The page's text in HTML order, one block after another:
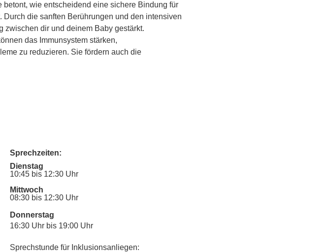
betont, wie entscheidend eine sichere Bindung für
die sanften Berührungen und den intensiven
zwischen dir und deinem Baby gestärkt.
das Immunsystem stärken,
zu reduzieren. Sie fördern auch die
Sprechzeiten:
Dienstag
10:45 bis 12:30 Uhr
Mittwoch
08:30 bis 12:30 Uhr
Donnerstag
16:30 Uhr bis 19:00 Uhr
Sprechstunde für Inklusionsanliegen: